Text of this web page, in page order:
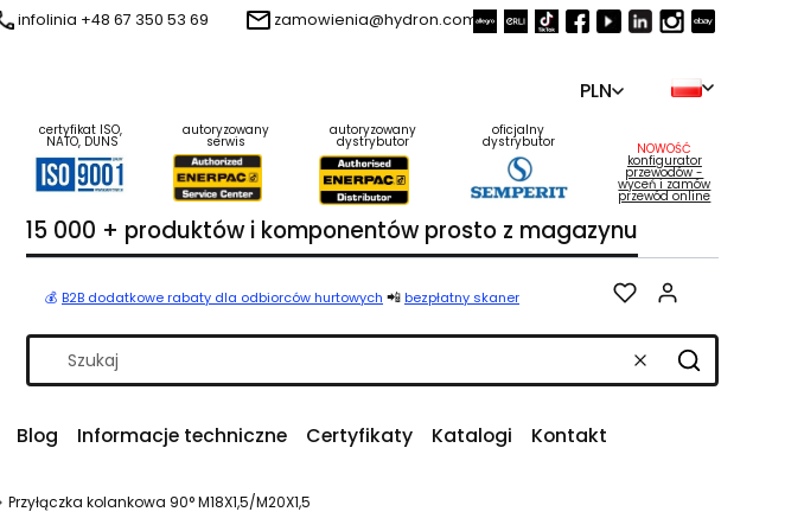
infolinia +48 67 350 53 69 zamowienia@hydron.com.pl
PLN
certyfikat ISO,
NATO, DUNS
autoryzowany
serwis
autoryzowany
dystrybutor
oficjalny
dystrybutor NOWOŚĆ
konfigurator
przewodów -
wyceń i zamów
przewód online
15 000 + produktów i komponentów prosto z magazynu
💰 B2B dodatkowe rabaty dla odbiorców hurtowych 📲 bezpłatny skaner
WyczyśćSzukaj
Blog Informacje techniczne Certyfikaty Katalogi Kontakt
Przyłączka kolankowa 90° M18X1,5/M20X1,5